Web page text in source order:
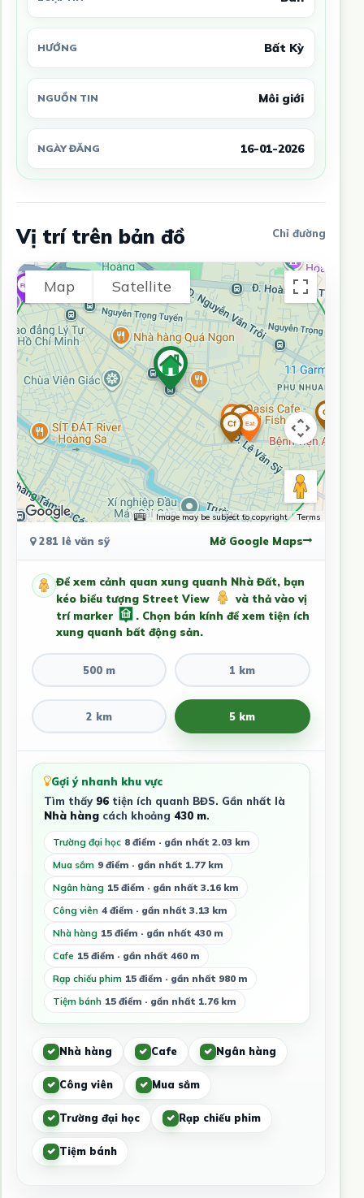
HƯỚNG Bất Kỳ
NGUỒN TIN Môi giới
NGÀY ĐĂNG 16-01-2026
Vị trí trên bản đồ Chỉ đường
Map Satellite
Image may be subject to copyright Terms
281 lê văn sỹ Mở Google Maps
Để xem cảnh quan xung quanh Nhà Đất, bạn
kéo biểu tượng Street View
và thả vào vị
trí marker
. Chọn bán kính để xem tiện ích
xung quanh bất động sản.
500 m 1 km
2 km 5 km
Gợi ý nhanh khu vực
Tìm thấy 96tiện ích quanh BĐS. Gần nhất là
Nhà hàngcách khoảng 430 m.
Trường đại học 8 điểm · gần nhất 2.03 km
Mua sắm 9 điểm · gần nhất 1.77 km
Ngân hàng 15 điểm · gần nhất 3.16 km
Công viên 4 điểm · gần nhất 3.13 km
Nhà hàng 15 điểm · gần nhất 430 m
Cafe 15 điểm · gần nhất 460 m
Rạp chiếu phim 15 điểm · gần nhất 980 m
Tiệm bánh 15 điểm · gần nhất 1.76 km
Nhà hàng Cafe Ngân hàng
Công viên Mua sắm
Trường đại học Rạp chiếu phim
Tiệm bánh